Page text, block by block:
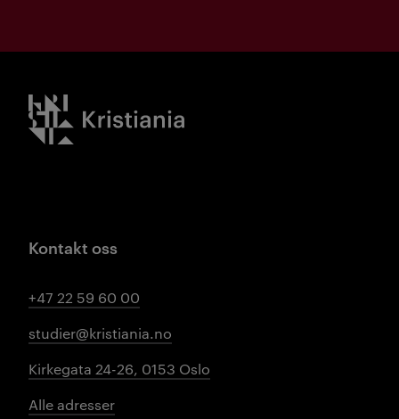
Kristiania logo
Kontakt oss
+47 22 59 60 00
studier@kristiania.no
Kirkegata 24-26, 0153 Oslo
Alle adresser